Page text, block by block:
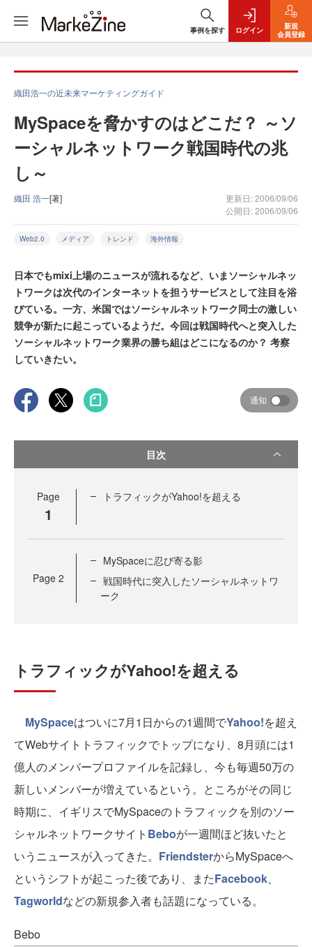
事例を探す ログイン
新規
会員登録
織田浩一の近未来マーケティングガイド
MySpaceを脅かすのはどこだ？ ～ソ
ーシャルネットワーク戦国時代の兆
し～
織田 浩一[著]
更新日: 2006/09/06
公開日: 2006/09/06
Web2.0 メディア トレンド 海外情報
日本でもmixi上場のニュースが流れるなど、いまソーシャルネッ
トワークは次代のインターネットを担うサービスとして注目を浴
びている。一方、米国ではソーシャルネットワーク同士の激しい
競争が新たに起こっているようだ。今回は戦国時代へと突入した
ソーシャルネットワーク業界の勝ち組はどこになるのか？ 考察
していきたい。
通知
目次
Page
1
トラフィックがYahoo!を超える
Page 2
MySpaceに忍び寄る影
戦国時代に突入したソーシャルネットワ
ーク
トラフィックがYahoo!を超える
MySpaceはついに7月1日からの1週間でYahoo!を超え
てWebサイトトラフィックでトップになり、8月頭には1
億人のメンバープロファイルを記録し、今も毎週50万の
新しいメンバーが増えているという。ところがその同じ
時期に、イギリスでMySpaceのトラフィックを別のソー
シャルネットワークサイト Beboが一週間ほど抜いたと
いうニュースが入ってきた。 FriendsterからMySpaceへ
というシフトが起こった後であり、またFacebook、
Tagworldなどの新規参入者も話題になっている。
Bebo